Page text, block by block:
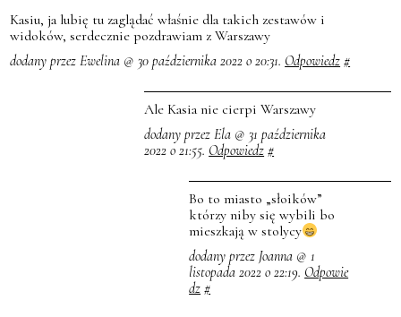
Kasiu, ja lubię tu zaglądać właśnie dla takich zestawów i
widoków, serdecznie pozdrawiam z Warszawy
dodany przez Ewelina @ 30 października 2022 o 20:31. Odpowiedz #
Ale Kasia nie cierpi Warszawy
dodany przez Ela @ 31 października
2022 o 21:55. Odpowiedz #
Bo to miasto „słoików”
którzy niby się wybili bo
mieszkają w stolycy
dodany przez Joanna @ 1
listopada 2022 o 22:19. Odpowie
dz #